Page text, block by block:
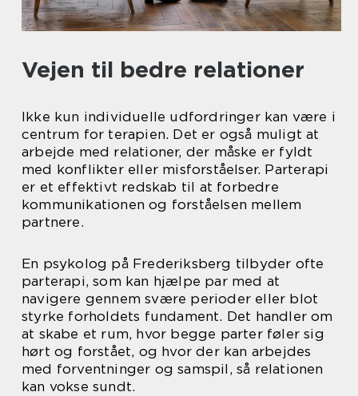
Vejen til bedre relationer
Ikke kun individuelle udfordringer kan være i
centrum for terapien. Det er også muligt at
arbejde med relationer, der måske er fyldt
med konflikter eller misforståelser. Parterapi
er et effektivt redskab til at forbedre
kommunikationen og forståelsen mellem
partnere.
En psykolog på Frederiksberg tilbyder ofte
parterapi, som kan hjælpe par med at
navigere gennem svære perioder eller blot
styrke forholdets fundament. Det handler om
at skabe et rum, hvor begge parter føler sig
hørt og forstået, og hvor der kan arbejdes
med forventninger og samspil, så relationen
kan vokse sundt.